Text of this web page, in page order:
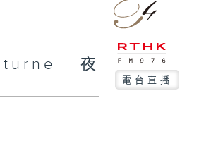
夜
電台直播